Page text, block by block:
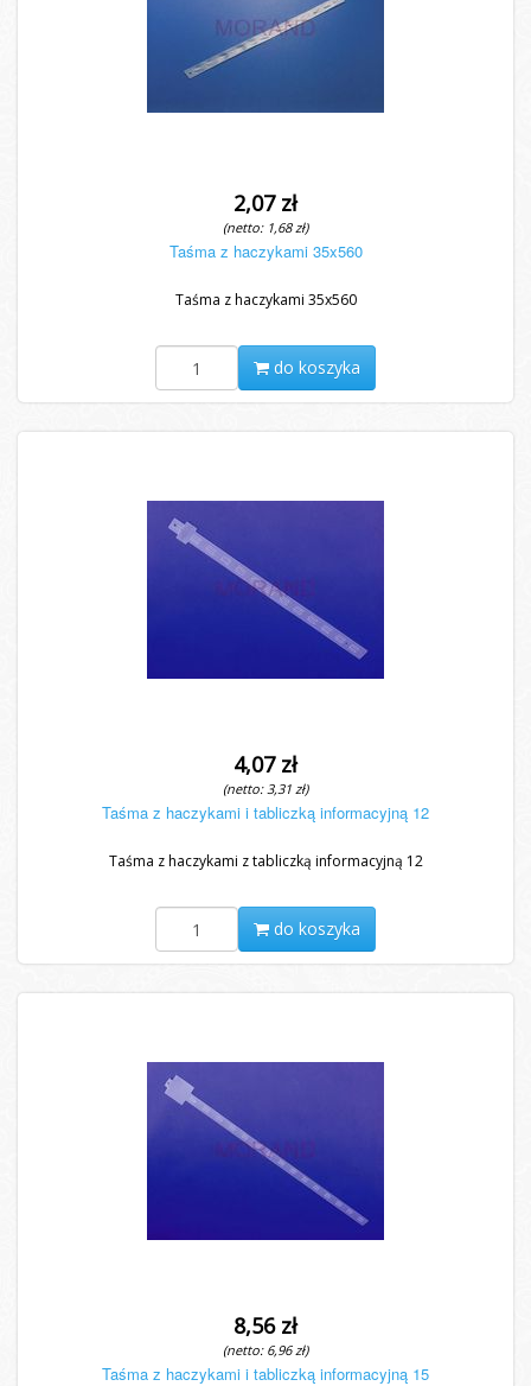
2,07 zł
(netto: 1,68 zł)
Taśma z haczykami 35x560
Taśma z haczykami 35x560
do koszyka
4,07 zł
(netto: 3,31 zł)
Taśma z haczykami i tabliczką informacyjną 12
Taśma z haczykami z tabliczką informacyjną 12
do koszyka
8,56 zł
(netto: 6,96 zł)
Taśma z haczykami i tabliczką informacyjną 15